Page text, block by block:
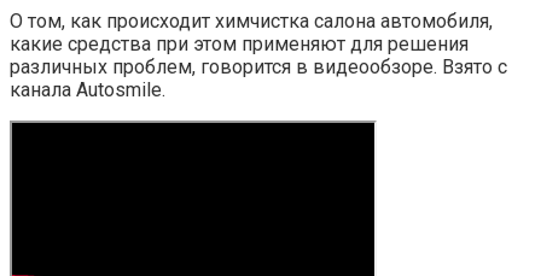
О том, как происходит химчистка салона автомобиля,
какие средства при этом применяют для решения
различных проблем, говорится в видеообзоре. Взято с
канала Autosmile.